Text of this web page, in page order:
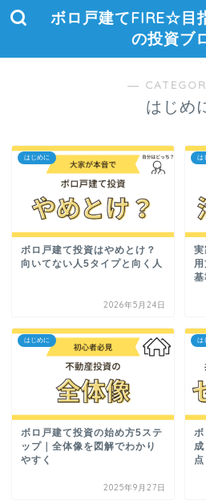
ボロ戸建てFIRE☆目
の投資ブ
―
はじめ
はじめに
ボロ戸建て投資はやめとけ？
向いてない人5タイプと向く人
2026年5月24日
は
基
はじめに
ボロ戸建て投資の始め方5ステ
ップ｜全体像を図解でわかり
やすく
2025年9月27日
は
点